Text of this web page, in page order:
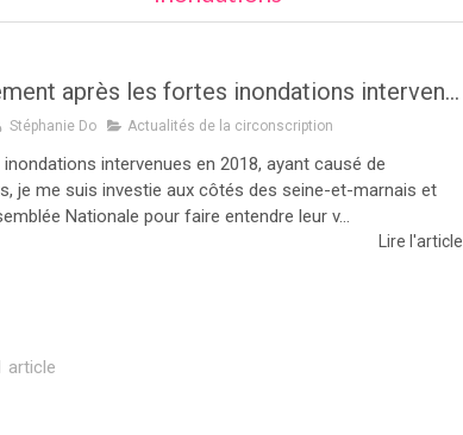
Mon engagement après les fortes inondations intervenues en 2018 se poursuit
Stéphanie Do Actualités de la circonscription
intervenues en 2018, ayant causé de
je me suis investie aux côtés des seine-et-marnais et
Nationale pour faire entendre leur v...
Lire l'article
article